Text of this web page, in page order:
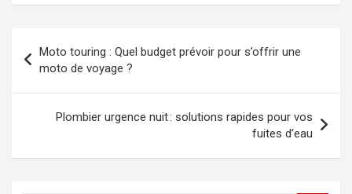
de
l’article
Moto touring : Quel budget prévoir pour s’offrir une
moto de voyage ?
Plombier urgence nuit : solutions rapides pour vos
fuites d’eau